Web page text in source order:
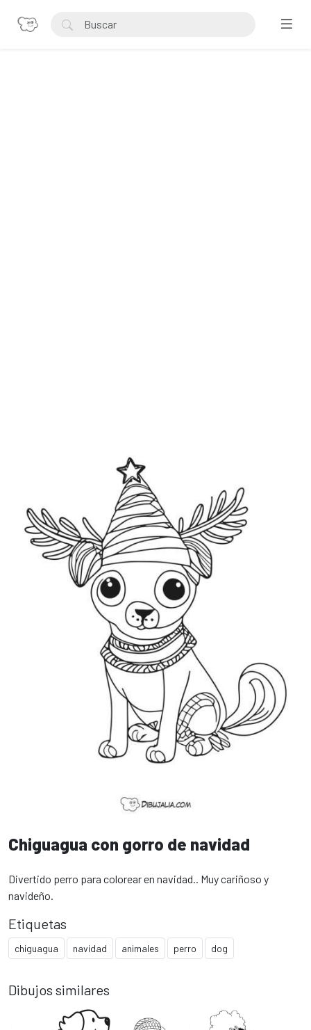
Chiguagua con gorro de navidad
Divertido perro para colorear en navidad.. Muy cariñoso y
navideño.
Etiquetas
chiguagua navidad animales perro dog
Dibujos similares